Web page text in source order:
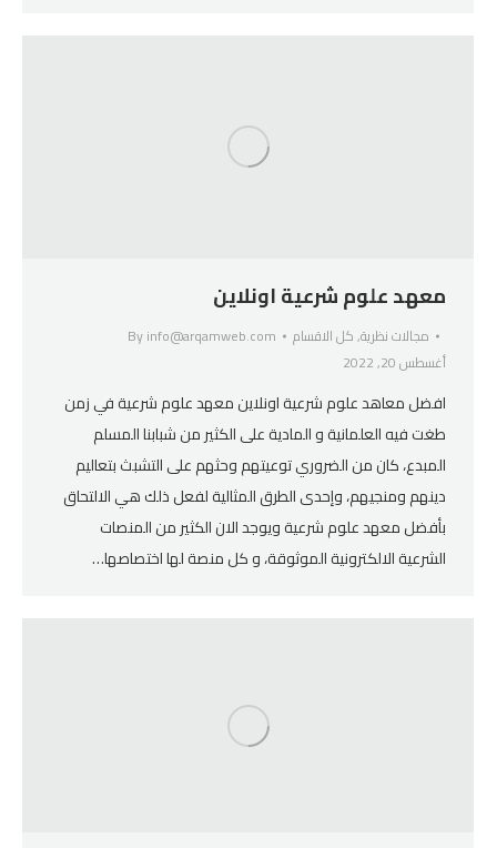
معهد علوم شرعية اونلاين
مجالات نظرية,كل الاقسام Byinfo@arqamweb.com
أغسطس 20, 2022
افضل معاهد علوم شرعية اونلاين معهد علوم شرعية في زمن
طغت فيه العلمانية و المادية على الكثير من شبابنا المسلم
المبدع، كان من الضروري توعيتهم وحثهم على التشبث بتعاليم
دينهم ومنجيهم، وإحدى الطرق المثالية لفعل ذلك هي الالتحاق
بأفضل معهد علوم شرعية ويوجد الان الكثير من المنصات
الشرعية الالكترونية الموثوقة، و كل منصة لها اختصاصها…